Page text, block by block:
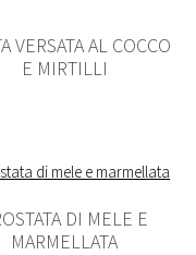
VERSATA AL COCCO
E MIRTILLI
DI MELE E
MARMELLATA